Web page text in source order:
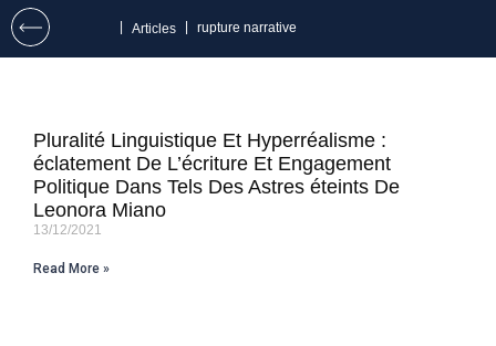
Articles rupture narrative
Pluralité Linguistique Et Hyperréalisme :
éclatement De L’écriture Et Engagement
Politique Dans Tels Des Astres éteints De
Leonora Miano
13/12/2021
Read More »